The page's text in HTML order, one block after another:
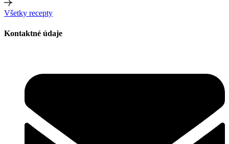
Všetky recepty
Kontaktné údaje